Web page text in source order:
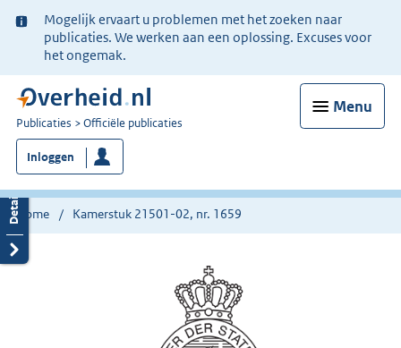
Ter
informatie:
Mogelijk ervaart u problemen met het zoeken naar
publicaties. We werken aan een oplossing. Excuses voor
het ongemak.
Menu
U
bent
nu
hier:
Publicaties Officiële publicaties
Inloggen
Home Kamerstuk 21501-02, nr. 1659